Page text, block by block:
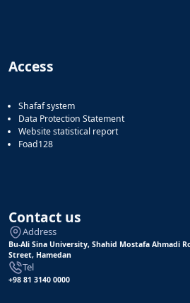
Access
Shafaf system
Data Protection Statement
Website statistical report
Foad128
Contact us
Address
Bu-Ali Sina University, Shahid Mostafa Ahmadi
Street, Hamedan
Tel
+98 81 3140 0000